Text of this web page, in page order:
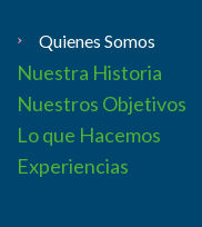
Quienes Somos
Nuestra Historia
Nuestros Objetivos
Lo que Hacemos
Experiencias